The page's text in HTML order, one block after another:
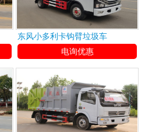
东风小多利卡钩臂垃圾车
电询优惠